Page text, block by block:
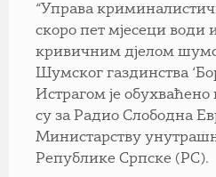
“Управа
скоро пет мјесеци води
кривичним дјелом
Шумског газдинства
Истрагом је обухваћено
су за Радио Слободна
Министарству
Републике Српске (РС).